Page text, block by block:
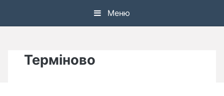
Меню
Терміново